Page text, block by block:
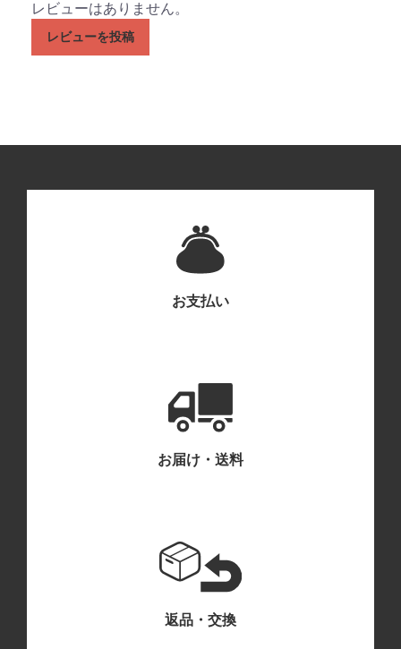
レビューはありません。
レビューを投稿
お支払い
お届け・送料
返品・交換